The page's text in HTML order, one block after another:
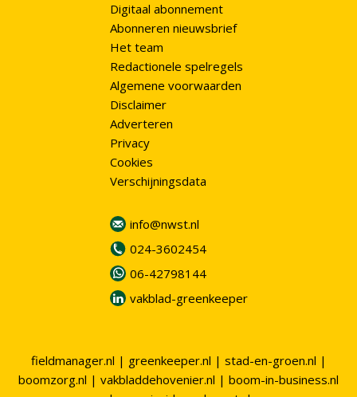
Digitaal abonnement
Abonneren nieuwsbrief
Het team
Redactionele spelregels
Algemene voorwaarden
Disclaimer
Adverteren
Privacy
Cookies
Verschijningsdata
info@nwst.nl
024-3602454
06-42798144
vakblad-greenkeeper
fieldmanager.nl | greenkeeper.nl | stad-en-groen.nl |
boomzorg.nl | vakbladdehovenier.nl | boom-in-business.nl